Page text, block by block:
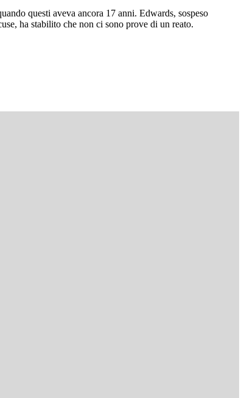
questi aveva ancora 17 anni. Edwards, sospeso
ha stabilito che non ci sono prove di un reato.